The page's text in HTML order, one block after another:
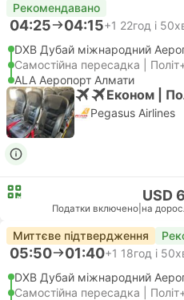
Рекомендавано
04:25 04:15+1 22год і
DXB Дубай міжнародний
Самостійна пересадка |
ALA Аеропорт Алмати
Економ |
Pegasus Airlines
USD
Податки включено на
Миттєве підтвердження
05:50 01:40+1 18год і
DXB Дубай міжнародний
Самостійна пересадка |